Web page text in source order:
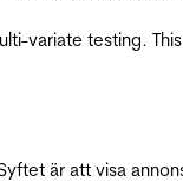
variate testing.
är att visa